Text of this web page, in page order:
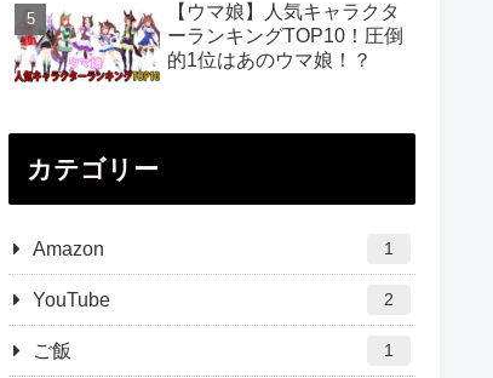
【ウマ娘】人気キャラクタ
ーランキングTOP10！圧倒
的1位はあのウマ娘！？
カテゴリー
Amazon 1
YouTube 2
ご飯 1